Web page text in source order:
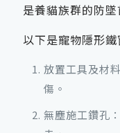
是養貓族群的防墜
以下是寵物隱形鐵
放置工具及材
傷。
無塵施工鑽孔